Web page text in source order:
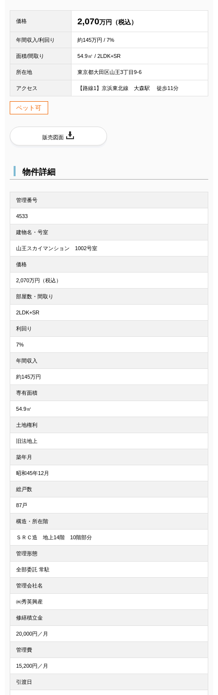
価格 2,070万円（税込）
年間収入/利回り 約145万円 / 7%
面積/間取り 54.9㎡ / 2LDK+SR
所在地 東京都大田区山王3丁目9-6
アクセス 【路線1】京浜東北線 大森駅 徒歩11分
ペット可
販売図面
物件詳細
管理番号
4533
建物名・号室
山王スカイマンション 1002号室
価格
2,070万円（税込）
部屋数・間取り
2LDK+SR
利回り
7%
年間収入
約145万円
専有面積
54.9㎡
土地権利
旧法地上
築年月
昭和45年12月
総戸数
87戸
構造・所在階
ＳＲＣ造 地上14階 10階部分
管理形態
全部委託 常駐
管理会社名
㈱秀英興産
修繕積立金
20,000円／月
管理費
15,200円／月
引渡日